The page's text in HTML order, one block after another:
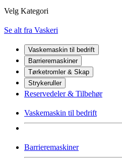
Velg Kategori
Se alt fra Vaskeri
Vaskemaskin til bedrift
Barrieremaskiner
Tørketromler & Skap
Strykeruller
Reservedeler & Tilbehør
Vaskemaskin til bedrift
Barrieremaskiner